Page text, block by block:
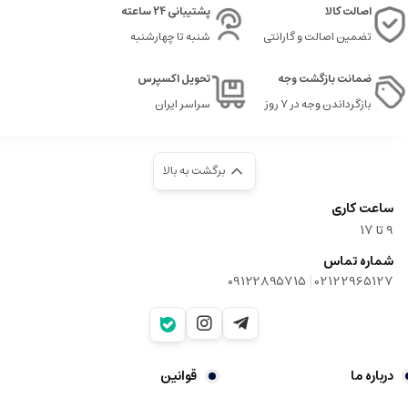
اصالت کالا
تضمین اصالت و گارانتی
پشتیبانی 24 ساعته
شنبه تا چهارشنبه
ضمانت بازگشت وجه
بازگرداندن وجه در ۷ روز
تحویل اکسپرس
سراسر ایران
برگشت به بالا
ساعت کاری
9‌ تا ۱۷
شماره تماس
02122965127
|
09122895715
درباره ما قوانین